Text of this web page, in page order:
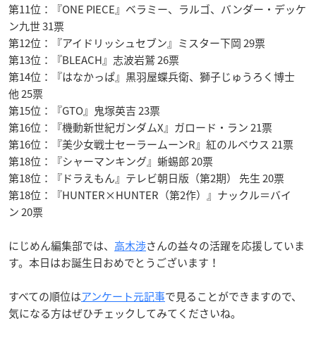
第11位：『ONE PIECE』ベラミー、ラルゴ、バンダー・デッケ
ン九世 31票
第12位：『アイドリッシュセブン』ミスター下岡 29票
第13位：『BLEACH』志波岩鷲 26票
第14位：『はなかっぱ』黒羽屋蝶兵衛、獅子じゅうろく博士
他 25票
第15位：『GTO』鬼塚英吉 23票
第16位：『機動新世紀ガンダムX』ガロード・ラン 21票
第16位：『美少女戦士セーラームーンR』紅のルベウス 21票
第18位：『シャーマンキング』蜥蜴郎 20票
第18位：『ドラえもん』テレビ朝日版（第2期） 先生 20票
第18位：『HUNTER×HUNTER（第2作）』ナックル＝バイ
ン 20票
にじめん編集部では、 高木渉さんの益々の活躍を応援していま
す。本日はお誕生日おめでとうございます！
すべての順位はアンケート元記事で見ることができますので、
気になる方はぜひチェックしてみてくださいね。